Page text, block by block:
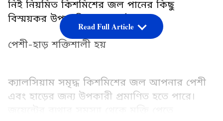
নিই নিয়মিত কিশমিশের জল পানের কিছু
বিস্ময়কর উপকারিতা সম্পর্কে।
পেশী-হাড় শক্তিশালী হয়
ক্যালসিয়াম সমৃদ্ধ কিশমিশের জল আপনার পেশী
এবং হাড়ের জন্য উপকারী প্রমাণিত হতে পারে।
Read Full Article